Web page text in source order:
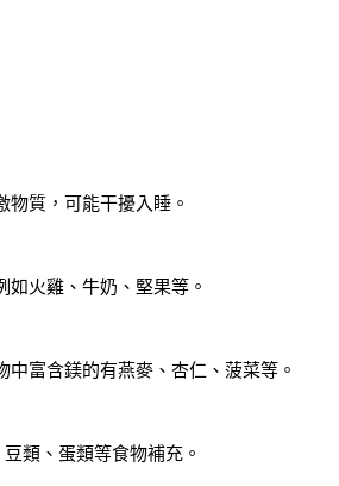
質，可能干擾入睡。
火雞、牛奶、堅果等。
富含鎂的有燕麥、杏仁、菠菜等。
類、蛋類等食物補充。